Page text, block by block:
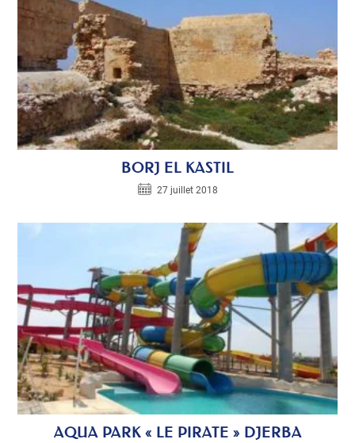
BORJ EL KASTIL
27 juillet 2018
AQUA PARK « LE PIRATE » DJERBA